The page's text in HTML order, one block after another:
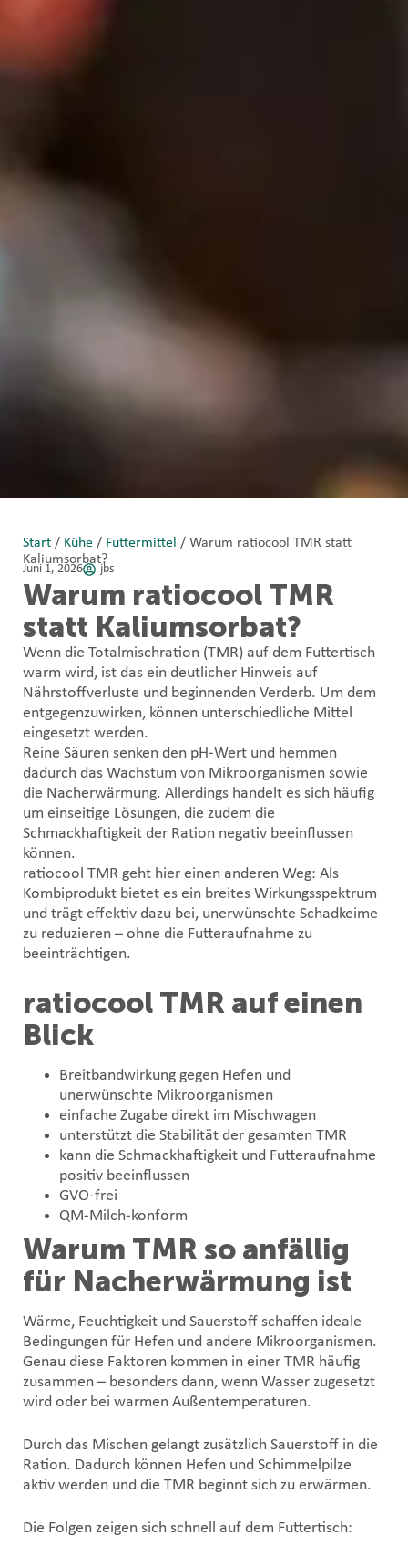
Start / Kühe / Futtermittel / Warum ratiocool TMR statt
Kaliumsorbat?
Juni 1, 2026 jbs
Warum ratiocool TMR
statt Kaliumsorbat?
Wenn die Totalmischration (TMR) auf dem Futtertisch
warm wird, ist das ein deutlicher Hinweis auf
Nährstoffverluste und beginnenden Verderb. Um dem
entgegenzuwirken, können unterschiedliche Mittel
eingesetzt werden.
Reine Säuren senken den pH-Wert und hemmen
dadurch das Wachstum von Mikroorganismen sowie
die Nacherwärmung. Allerdings handelt es sich häufig
um einseitige Lösungen, die zudem die
Schmackhaftigkeit der Ration negativ beeinflussen
können.
ratiocool TMR geht hier einen anderen Weg: Als
Kombiprodukt bietet es ein breites Wirkungs­spektrum
und trägt effektiv dazu bei, unerwünschte Schadkeime
zu reduzieren – ohne die Futteraufnahme zu
beeinträchtigen.
ratiocool TMR auf einen
Blick
Breitbandwirkung gegen Hefen und
unerwünschte Mikroorganismen
einfache Zugabe direkt im Mischwagen
unterstützt die Stabilität der gesamten TMR
kann die Schmackhaftigkeit und Futteraufnahme
positiv beeinflussen
GVO-frei
QM-Milch-konform
Warum TMR so anfällig
für Nacherwärmung ist
Wärme, Feuchtigkeit und Sauerstoff schaffen ideale
Bedingungen für Hefen und andere Mikroorganismen.
Genau diese Faktoren kommen in einer TMR häufig
zusammen – besonders dann, wenn Wasser zugesetzt
wird oder bei warmen Außentemperaturen.
Durch das Mischen gelangt zusätzlich Sauerstoff in die
Ration. Dadurch können Hefen und Schimmelpilze
aktiv werden und die TMR beginnt sich zu erwärmen.
Die Folgen zeigen sich schnell auf dem Futtertisch: